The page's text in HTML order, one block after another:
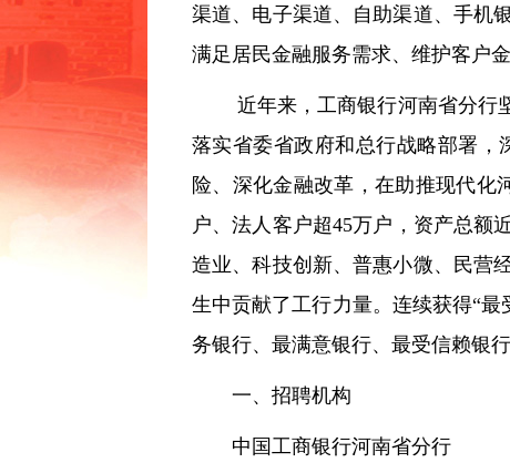
渠道、电子渠道、自助渠道、手机
满足居民金融服务需求、维护客户
近年来，工商银行河南省分行
落实省委省政府和总行战略部署
险、深化金融改革，在助推现代化
户、法人客户超45万户，资产总额
造业、科技创新、普惠小微、民营
生中贡献了工行力量。连续获得“
务银行、最满意银行、最受信赖银
一、招聘机构
中国工商银行河南省分行